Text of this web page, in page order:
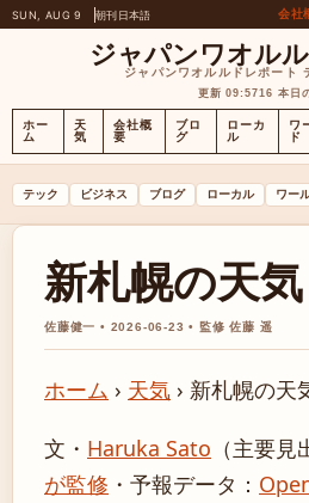
SUN, AUG 9 朝刊日本語 会社
ジャパンワオル
ジャパンワオルルドレポート
更新 09:5716 本日
ホー
ム
天
気
会社概
要
ブロ
グ
ローカ
ル
ワ
ド
テック ビジネス ブログ ローカル ワー
新札幌の天気
佐藤健一 • 2026-06-23 • 監修 佐藤 遥
ホーム › 天気 › 新札幌の天
文・ Haruka Sato （主要見
が監修 ・ 予報データ：